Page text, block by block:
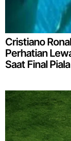
Cristiano
Perhatian
Saat Final